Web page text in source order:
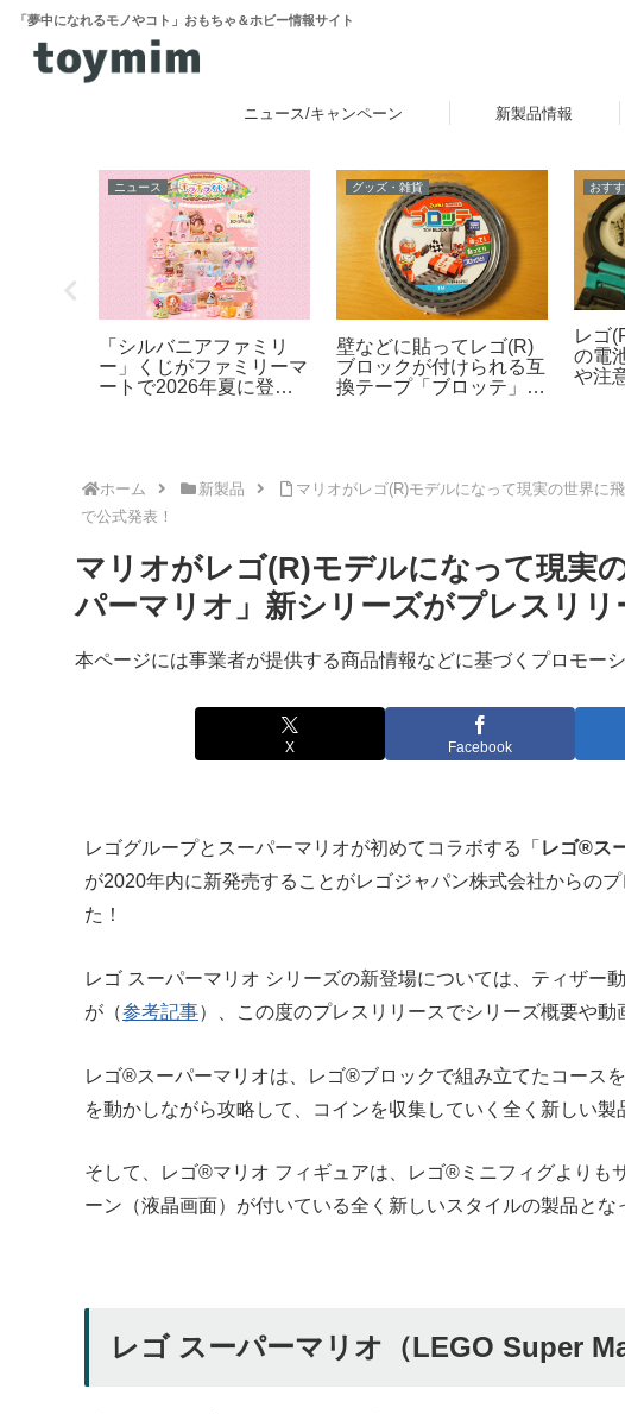
「夢中になれるモノやコト」おもちゃ＆ホビー情報サイト
ニュース/キャンペーン 新製品情報
ニュース
「シルバニアファミリ
ー」くじがファミリーマ
ートで2026年夏に登
グッズ・雑貨
壁などに貼ってレゴ(R)
ブロックが付けられる互
換テープ「ブロッテ」レ
おす
レゴ
の電
や注
ホーム 新製品
マリオがレゴ(R)モデルになって現実の世界に
で公式発表！
マリオがレゴ(R)モデルになって現実
パーマリオ」新シリーズがプレスリリ
本ページには事業者が提供する商品情報などに基づくプロモー
X Facebook
レゴグループとスーパーマリオが初めてコラボする「 レゴ®ス
が2020年内に新発売することがレゴジャパン株式会社からの
た！
レゴ スーパーマリオ シリーズの新登場については、ティザー
が（参考記事）、この度のプレスリリースでシリーズ概要や動
レゴ®スーパーマリオは、レゴ®ブロックで組み立てたコース
を動かしながら攻略して、コインを収集していく全く新しい製
そして、レゴ®マリオ フィギュアは、レゴ®ミニフィグよりも
ーン（液晶画面）が付いている全く新しいスタイルの製品とな
レゴ スーパーマリオ（LEGO Super